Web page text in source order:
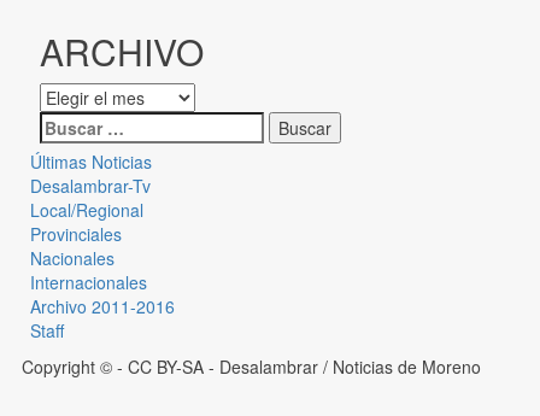
ARCHIVO
Últimas Noticias
Desalambrar-Tv
Local/Regional
Provinciales
Nacionales
Internacionales
Archivo 2011-2016
Staff
Copyright © - CC BY-SA - Desalambrar / Noticias de Moreno